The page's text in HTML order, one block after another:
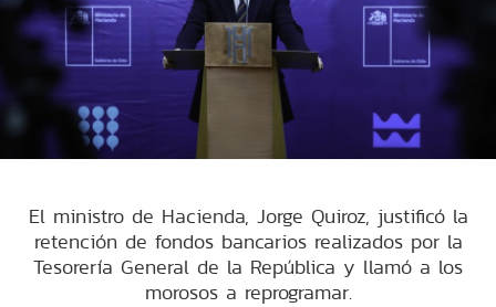
El ministro de Hacienda, Jorge Quiroz, justificó la
retención de fondos bancarios realizados por la
Tesorería General de la República y llamó a los
morosos a reprogramar.